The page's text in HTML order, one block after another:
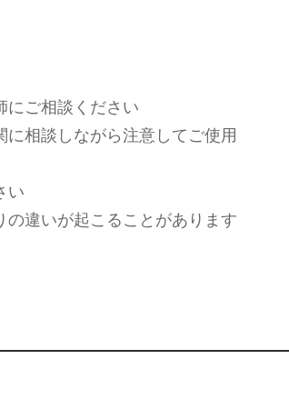
にご相談ください
相談しながら注意してご使用
い
違いが起こることがあります